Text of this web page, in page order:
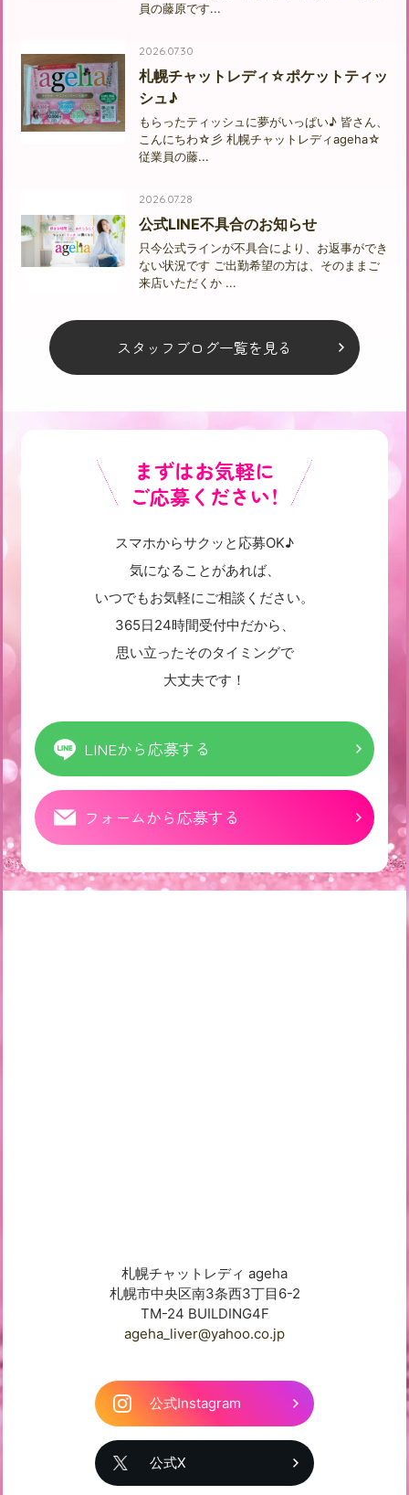
員の藤原です...
2026.07.30
札幌チャットレディ☆ポケットティッ
シュ♪
もらったティッシュに夢がいっぱい♪ 皆さん、
こんにちわ☆彡 札幌チャットレディageha☆
従業員の藤...
2026.07.28
公式LINE不具合のお知らせ
只今公式ラインが不具合により、お返事ができ
ない状況です ご出勤希望の方は、そのままご
来店いただくか ...
スタッフブログ一覧を見る
まずはお気軽に
ご応募ください！
スマホからサクッと応募OK♪
気になることがあれば、
いつでもお気軽にご相談ください。
365日24時間受付中だから、
思い立ったそのタイミングで
大丈夫です！
LINEから応募する
フォームから応募する
札幌チャットレディ ageha
札幌市中央区南3条西3丁目6-2
TM-24 BUILDING4F
ageha_liver@yahoo.co.jp
公式Instagram
公式X